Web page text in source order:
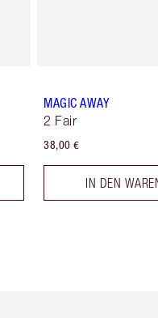
MAGIC AWAY
2 Fair
38,00 €
IN DEN